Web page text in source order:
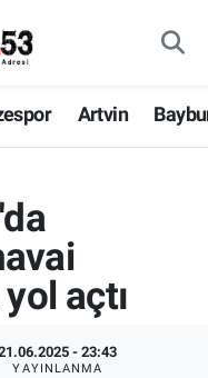
Artvin
açtı
- 23:43
YAYINLANMA